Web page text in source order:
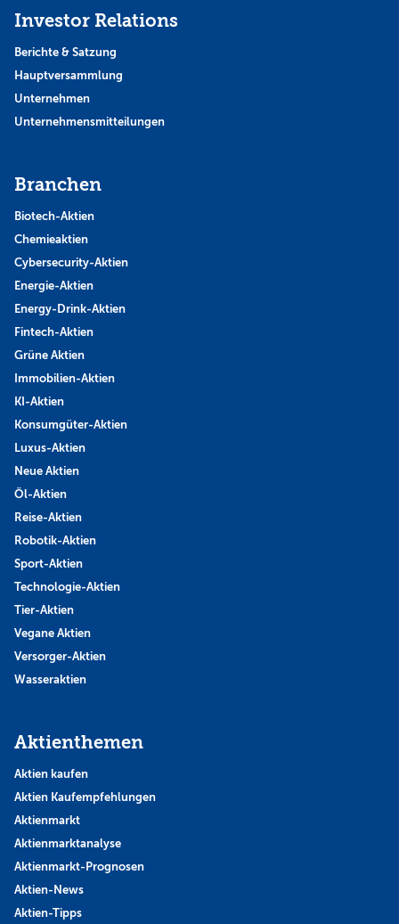
Investor Relations
Berichte & Satzung
Hauptversammlung
Unternehmen
Unternehmensmitteilungen
Branchen
Biotech-Aktien
Chemieaktien
Cybersecurity-Aktien
Energie-Aktien
Energy-Drink-Aktien
Fintech-Aktien
Grüne Aktien
Immobilien-Aktien
KI-Aktien
Konsumgüter-Aktien
Luxus-Aktien
Neue Aktien
Öl-Aktien
Reise-Aktien
Robotik-Aktien
Sport-Aktien
Technologie-Aktien
Tier-Aktien
Vegane Aktien
Versorger-Aktien
Wasseraktien
Aktienthemen
Aktien kaufen
Aktien Kaufempfehlungen
Aktienmarkt
Aktienmarktanalyse
Aktienmarkt-Prognosen
Aktien-News
Aktien-Tipps